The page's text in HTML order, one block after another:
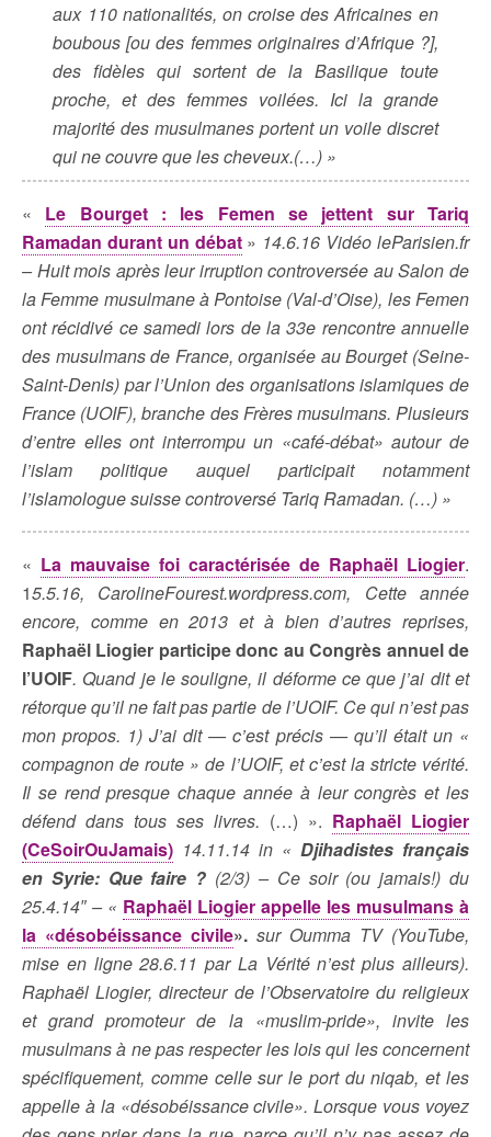
aux 110 nationalités, on croise des Africaines en
boubous [ou des femmes originaires d’Afrique ?],
des fidèles qui sortent de la Basilique toute
proche, et des femmes voilées. Ici la grande
majorité des musulmanes portent un voile discret
qui ne couvre que les cheveux.(…) »
« Le Bourget : les Femen se jettent sur Tariq
Ramadan durant un débat» 14.6.16 Vidéo leParisien.fr
– Huit mois après leur irruption controversée au Salon de
la Femme musulmane à Pontoise (Val-d’Oise), les Femen
ont récidivé ce samedi lors de la 33e rencontre annuelle
des musulmans de France, organisée au Bourget (Seine-
Saint-Denis) par l’Union des organisations islamiques de
France (UOIF), branche des Frères musulmans. Plusieurs
d’entre elles ont interrompu un «café-débat» autour de
l’islam politique auquel participait notamment
l’islamologue suisse controversé Tariq Ramadan. (…) »
« La mauvaise foi caractérisée de Raphaël Liogier.
15.5.16, CarolineFourest.wordpress.com, Cette année
encore, comme en 2013 et à bien d’autres reprises,
Raphaël Liogier participe donc au Congrès annuel de
l’UOIF. Quand je le souligne, il déforme ce que j’ai dit et
rétorque qu’il ne fait pas partie de l’UOIF. Ce qui n’est pas
mon propos. 1) J’ai dit — c’est précis — qu’il était un «
compagnon de route » de l’UOIF, et c’est la stricte vérité.
Il se rend presque chaque année à leur congrès et les
défend dans tous ses livres. (…) ». Raphaël Liogier
(CeSoirOuJamais) 14.11.14 in « Djihadistes français
en Syrie: Que faire ? (2/3) – Ce soir (ou jamais!) du
25.4.14″ – « Raphaël Liogier appelle les musulmans à
la «désobéissance civile». sur Oumma TV (YouTube,
mise en ligne 28.6.11 par La Vérité n’est plus ailleurs).
Raphaël Liogier, directeur de l’Observatoire du religieux
et grand promoteur de la «muslim-pride», invite les
musulmans à ne pas respecter les lois qui les concernent
spécifiquement, comme celle sur le port du niqab, et les
appelle à la «désobéissance civile». Lorsque vous voyez